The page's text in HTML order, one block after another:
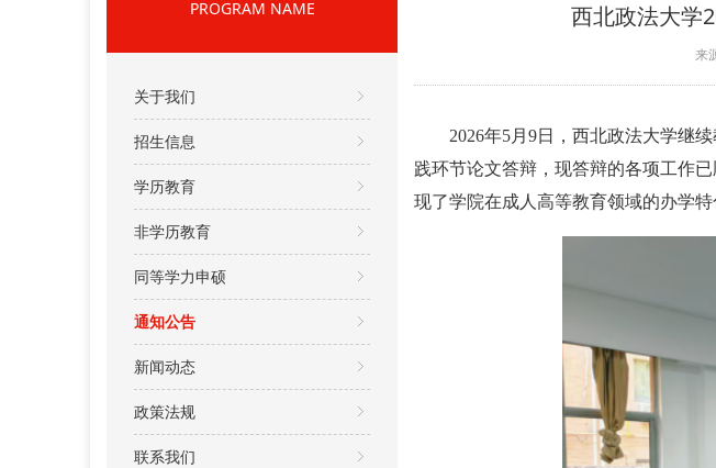
PROGRAM NAME
关于我们
招生信息
学历教育
非学历教育
同等学力申硕
通知公告
新闻动态
政策法规
联系我们
西北政法大学
来
2026年5月 9日，西北政法大学继
践环节论文答辩，现答辩的各项工作
现了学院在成人高等教育领域的办学